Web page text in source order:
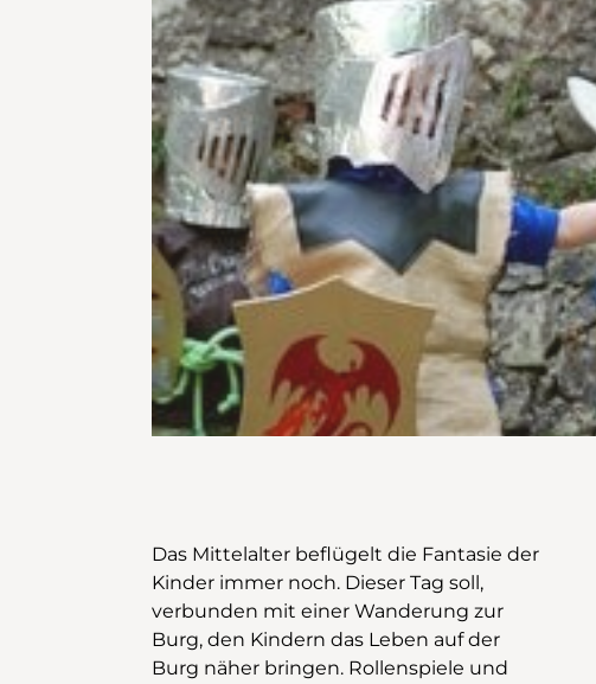
Das Mittelalter beflügelt die Fantasie der
Kinder immer noch. Dieser Tag soll,
verbunden mit einer Wanderung zur
Burg, den Kindern das Leben auf der
Burg näher bringen. Rollenspiele und